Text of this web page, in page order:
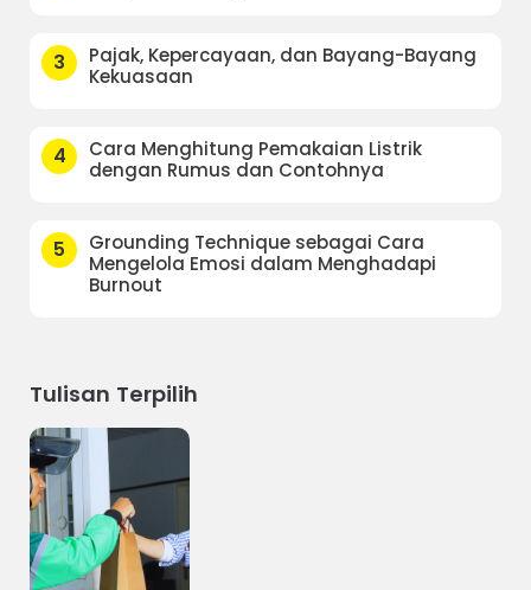
3
Pajak, Kepercayaan, dan Bayang-Bayang
Kekuasaan
4
Cara Menghitung Pemakaian Listrik
dengan Rumus dan Contohnya
5
Grounding Technique sebagai Cara
Mengelola Emosi dalam Menghadapi
Burnout
Tulisan Terpilih